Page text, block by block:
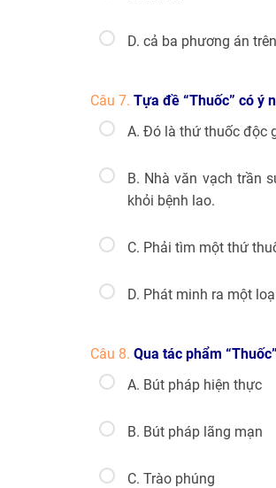
D. cả ba phương án trên
Câu 7. Tựa đề “Thuốc” có ý
A. Đó là thứ thuốc độc
B. Nhà văn vạch trần
khỏi bệnh lao.
C. Phải tìm một thứ
D. Phát minh ra một
Câu 8. Qua tác phẩm
A. Bút pháp hiện thực
B. Bút pháp lãng mạn
C. Trào phúng